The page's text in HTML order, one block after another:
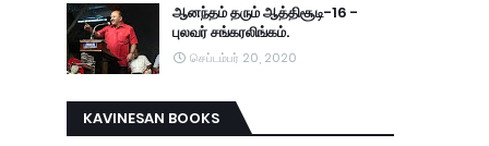
ஆனந்தம் தரும் ஆத்திசூடி-16 -
புலவர் சங்கரலிங்கம்.
செப்டம்பர் 20, 2020
KAVINESAN BOOKS